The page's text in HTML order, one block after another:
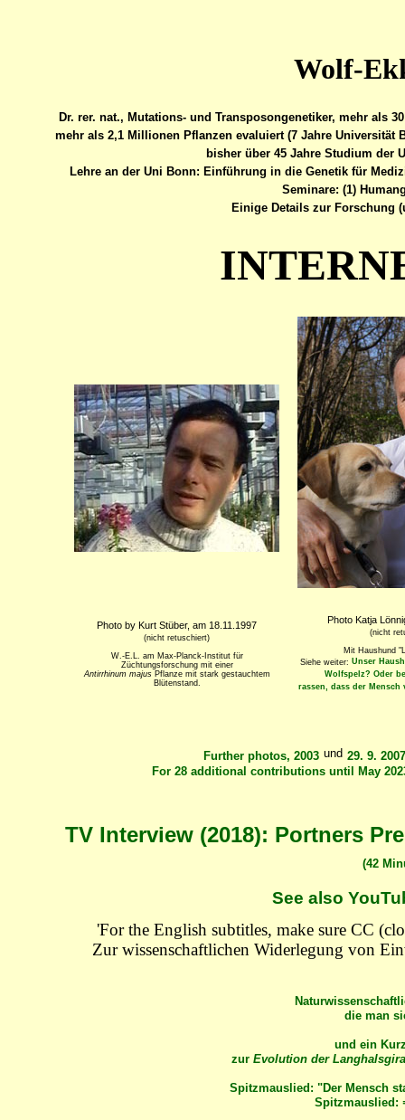
Wolf-
Dr. rer. nat., Mutations- und Transposongenetiker, mehr als
mehr als 2,1 Millionen Pflanzen evaluiert (7 Jahre Universität
bisher über 45 Jahre Studium der
Lehre an der Uni Bonn: Einführung in die Genetik für
Seminare: (1)
Einige Details zur Forschung
Photo by Kurt Stüber, am 18.11.1997
(nicht retuschiert)
W.-E.L. am Max-Planck-Institut für
Züchtungsforschung mit einer
Antirrhinum majusPflanze mit stark gestauchtem
Blütenstand.
Photo Katja
(nicht
Mit Haushund
Siehe weiter: Unser
Wolfspelz? Oder
rassen, dass der Mensch
Further photos, 2003 und 29. 9.
For 28 additional contributions until May
TV Interview (2018): Portners
(42
See also
'For the English subtitles, make sure CC
Zur wissenschaftlichen Widerlegung von
die man
und ein
zur Evolution der
Spitzmauslied: "Der Mensch